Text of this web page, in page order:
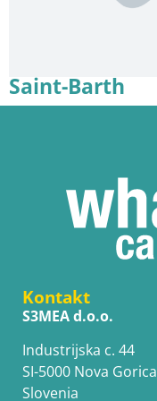
Saint-Barth
Kontakt
S3MEA d.o.o.
Industrijska c. 44
SI-5000 Nova Gorica
Slovenia